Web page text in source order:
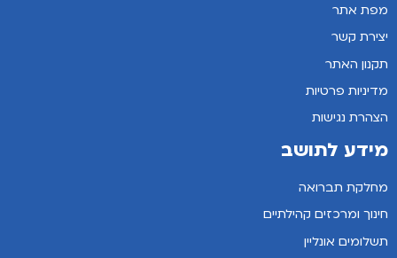
מפת אתר
יצירת קשר
תקנון האתר
מדיניות פרטיות
הצהרת נגישות
מידע לתושב
מחלקת תברואה
חינוך ומרכזים קהילתיים
תשלומים אונליין